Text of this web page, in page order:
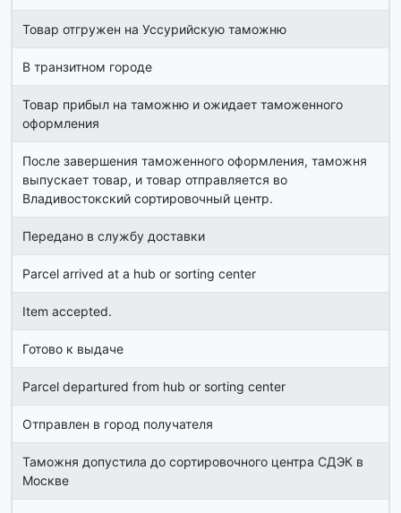
Товар отгружен на Уссурийскую таможню
В транзитном городе
Товар прибыл на таможню и ожидает таможенного
оформления
После завершения таможенного оформления, таможня
выпускает товар, и товар отправляется во
Владивостокский сортировочный центр.
Передано в службу доставки
Parcel arrived at a hub or sorting center
Item accepted.
Готово к выдаче
Parcel departured from hub or sorting center
Отправлен в город получателя
Таможня допустила до сортировочного центра СДЭК в
Москве